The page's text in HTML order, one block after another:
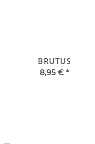
BRUTUS
8,95 € *